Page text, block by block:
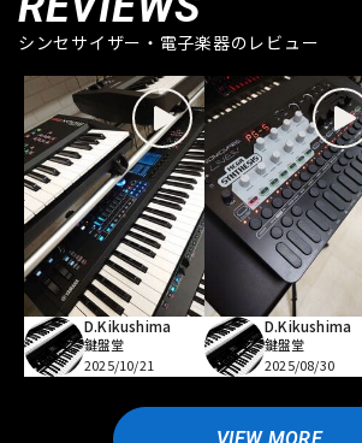
シンセサイザー・電子楽器のレビュー
D.Kikushima
鍵盤堂
2025/10/21
D.Kikushima
鍵盤堂
2025/08/30